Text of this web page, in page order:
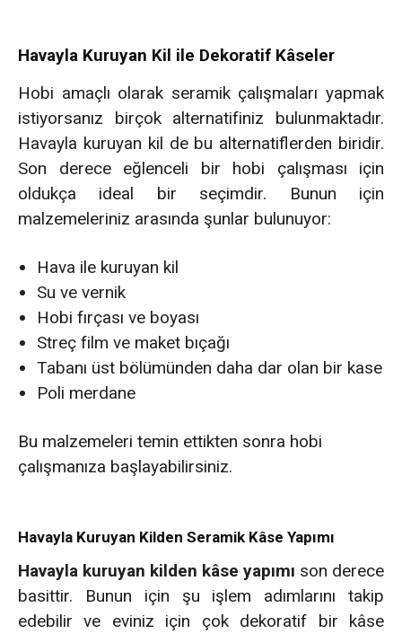
Havayla Kuruyan Kil ile Dekoratif Kâseler
Hobi amaçlı olarak seramik çalışmaları yapmak
istiyorsanız birçok alternatifiniz bulunmaktadır.
Havayla kuruyan kil de bu alternatiflerden biridir.
Son derece eğlenceli bir hobi çalışması için
oldukça ideal bir seçimdir. Bunun için
malzemeleriniz arasında şunlar bulunuyor:
Hava ile kuruyan kil
Su ve vernik
Hobi fırçası ve boyası
Streç film ve maket bıçağı
Tabanı üst bölümünden daha dar olan bir kase
Poli merdane
Bu malzemeleri temin ettikten sonra hobi
çalışmanıza başlayabilirsiniz.
Havayla Kuruyan Kilden Seramik Kâse Yapımı
Havayla kuruyan kilden kâse yapımı son derece
basittir. Bunun için şu işlem adımlarını takip
edebilir ve eviniz için çok dekoratif bir kâse